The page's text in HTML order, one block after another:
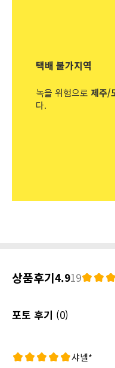
택배 불가지역
녹을 위험으로 제주/
다.
상품후기4.919
포토 후기 (0)
샤넬*